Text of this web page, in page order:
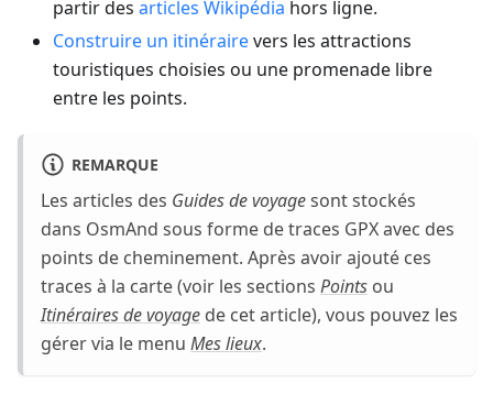
partir des articles Wikipédia hors ligne.
Construire un itinérairevers les attractions
touristiques choisies ou une promenade libre
entre les points.
REMARQUE
Les articles des Guides de voyagesont stockés
dans OsmAnd sous forme de traces GPX avec des
points de cheminement. Après avoir ajouté ces
traces à la carte (voir les sections Points ou
Itinéraires de voyage de cet article), vous pouvez les
gérer via le menu Mes lieux.